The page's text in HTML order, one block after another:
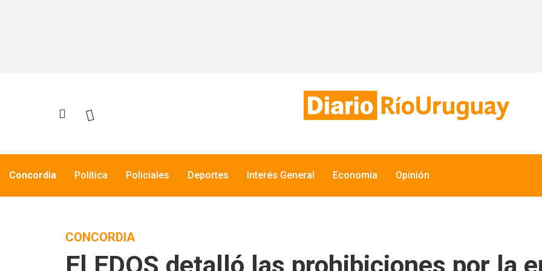
Concordia Política Policiales Deportes Interés General Economía Opinión
CONCORDIA
El EDOS detalló las prohibiciones por la